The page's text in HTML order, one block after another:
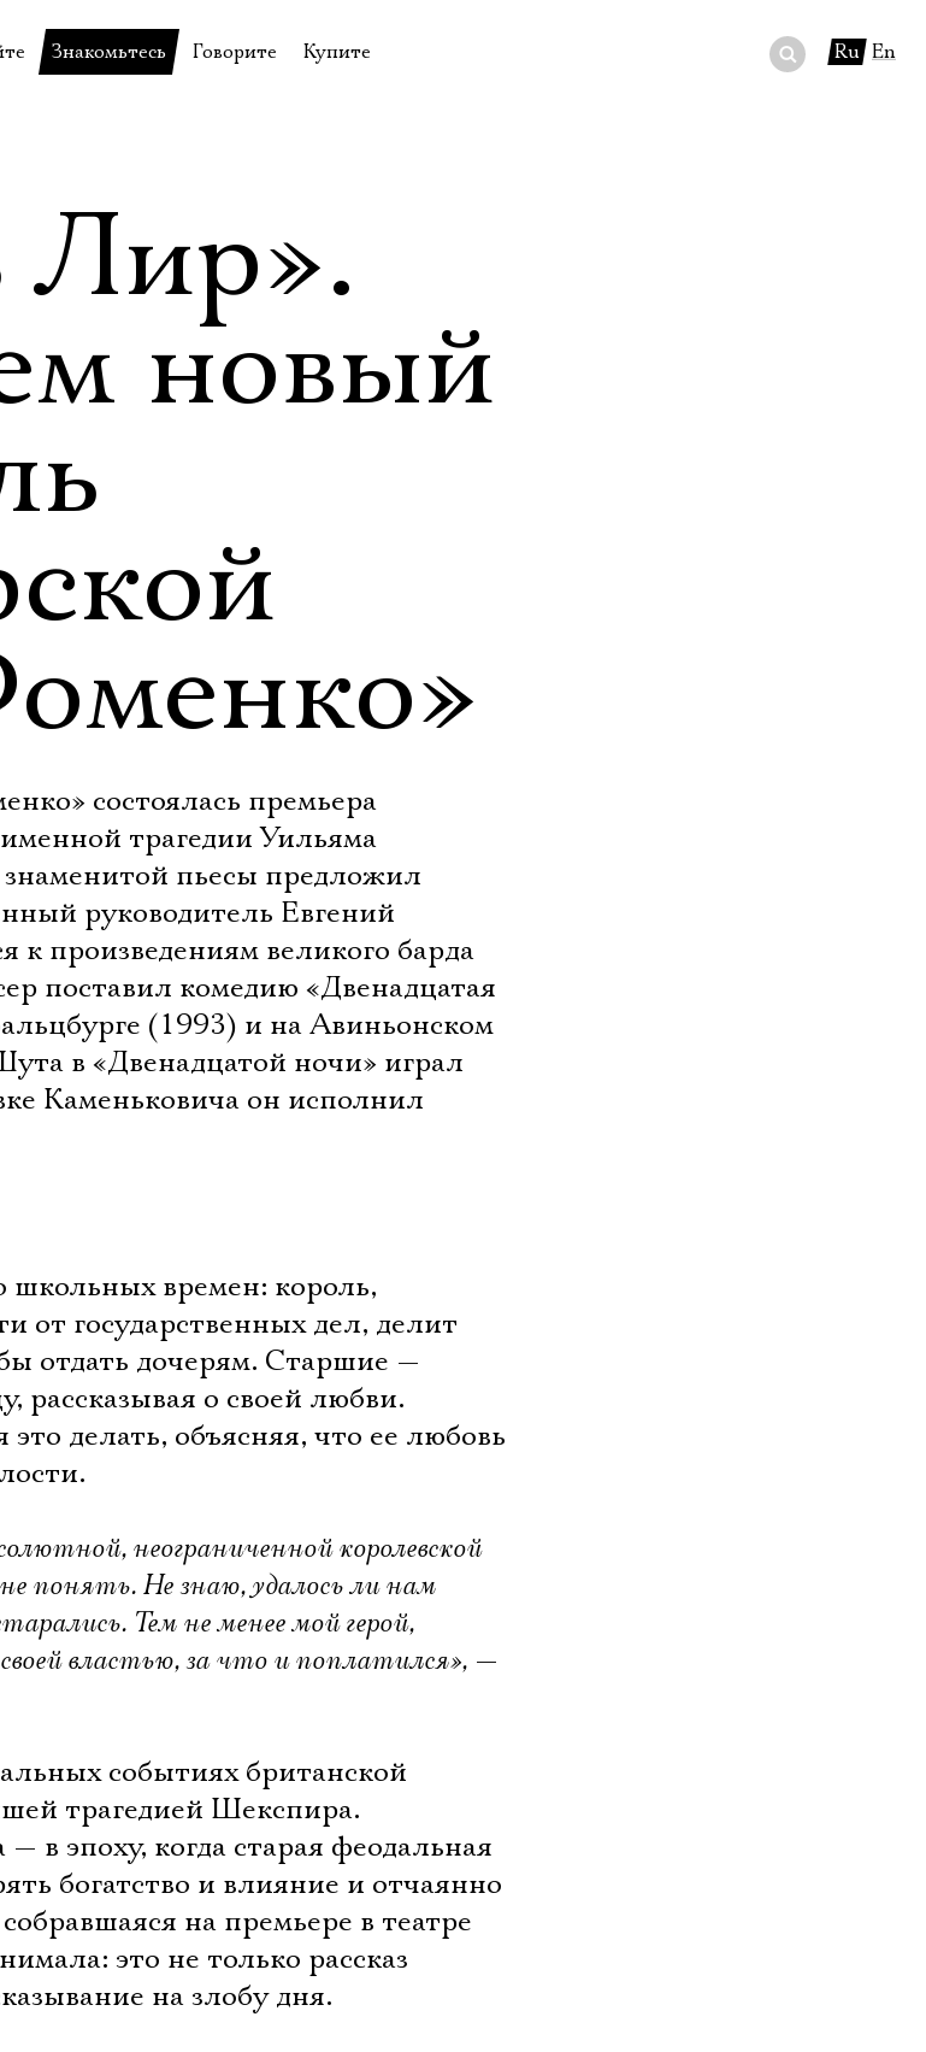
спектаклей
проектов
Гумилёва
Знакомьтесь
Режиссёры
Художники
Сотрудники
Владимир Максимов
Говорите
Купите
Ru En
Лир».
новый
состоялась премьера
трагедии Уильяма
пьесы предложил
руководитель Евгений
произведениям великого барда
поставил комедию «Двенадцатая
(1993) и на Авиньонском
в «Двенадцатой ночи» играл
Каменьковича он исполнил
школьных времен: король,
от государственных дел, делит
отдать дочерям. Старшие —
рассказывая о своей любви.
делать, объясняя, что ее любовь
неограниченной королевской
понять. Не знаю, удалось ли нам
Тем не менее мой герой,
своей властью, за что и поплатился», —
событиях британской
трагедией Шекспира.
в эпоху, когда старая феодальная
богатство и влияние и отчаянно
на премьере в театре
это не только рассказ
на злобу дня.